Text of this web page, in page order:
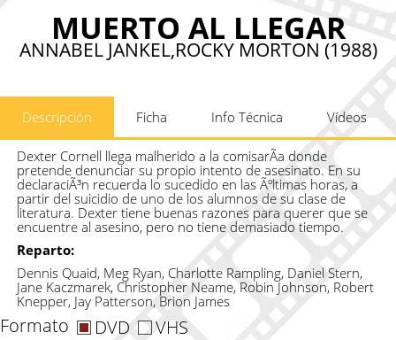
MUERTO AL LLEGAR
ANNABEL JANKEL,ROCKY MORTON (1988)
Descripción Ficha Info Técnica Vídeos
Dexter Cornell llega malherido a la comisarÃ­a donde
pretende denunciar su propio intento de asesinato. En su
declaraciÃ³n recuerda lo sucedido en las Ãºltimas horas, a
partir del suicidio de uno de los alumnos de su clase de
literatura. Dexter tiene buenas razones para querer que se
encuentre al asesino, pero no tiene demasiado tiempo.
Reparto:
Dennis Quaid, Meg Ryan, Charlotte Rampling, Daniel Stern,
Jane Kaczmarek, Christopher Neame, Robin Johnson, Robert
Knepper, Jay Patterson, Brion James
Formato DVD VHS